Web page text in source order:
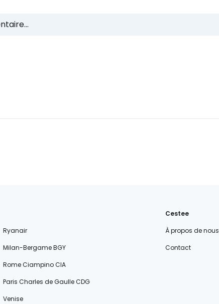
Ryanair
Milan-Bergame BGY
Rome Ciampino CIA
Paris Charles de Gaulle CDG
Venise
Cestee
À propos de nous
Contact